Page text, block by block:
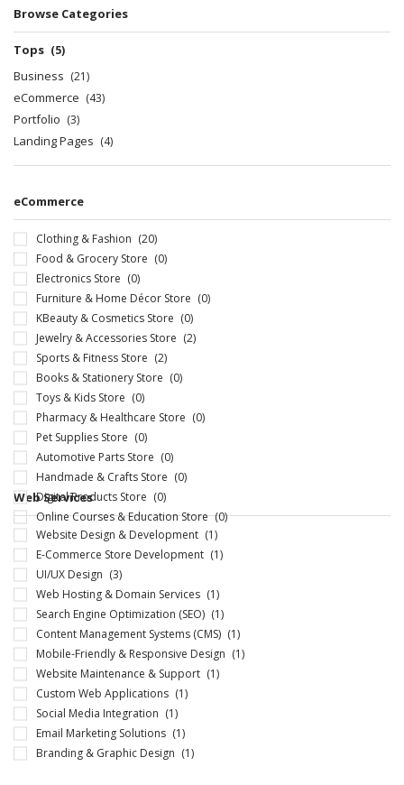
Browse Categories
Tops (5)
Business (21)
eCommerce (43)
Portfolio (3)
Landing Pages (4)
eCommerce
Clothing & Fashion (20)
Food & Grocery Store (0)
Electronics Store (0)
Furniture & Home Décor Store (0)
KBeauty & Cosmetics Store (0)
Jewelry & Accessories Store (2)
Sports & Fitness Store (2)
Books & Stationery Store (0)
Toys & Kids Store (0)
Pharmacy & Healthcare Store (0)
Pet Supplies Store (0)
Automotive Parts Store (0)
Handmade & Crafts Store (0)
Digital Products Store (0)
Online Courses & Education Store (0)
Web Services
Website Design & Development (1)
E-Commerce Store Development (1)
UI/UX Design (3)
Web Hosting & Domain Services (1)
Search Engine Optimization (SEO) (1)
Content Management Systems (CMS) (1)
Mobile-Friendly & Responsive Design (1)
Website Maintenance & Support (1)
Custom Web Applications (1)
Social Media Integration (1)
Email Marketing Solutions (1)
Branding & Graphic Design (1)